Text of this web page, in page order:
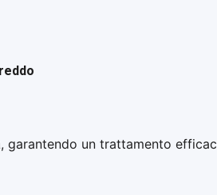
, garantendo un trattamento